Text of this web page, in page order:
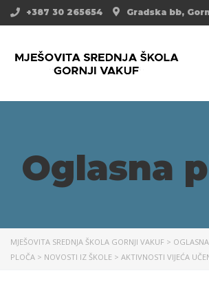
Gradska bb,
+387 30 265654
Oglasna
MJEŠOVITA SREDNJA ŠKOLA GORNJI VAKUF >
PLOČA > NOVOSTI IZ ŠKOLE > AKTIVNOSTI VIJEĆA